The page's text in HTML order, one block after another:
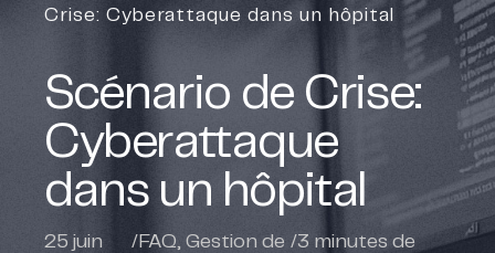
Crise: Cyberattaque dans un hôpital
Scénario de Crise:
Cyberattaque
dans un hôpital
25 juin
/FAQ,Gestion de /3 minutes de